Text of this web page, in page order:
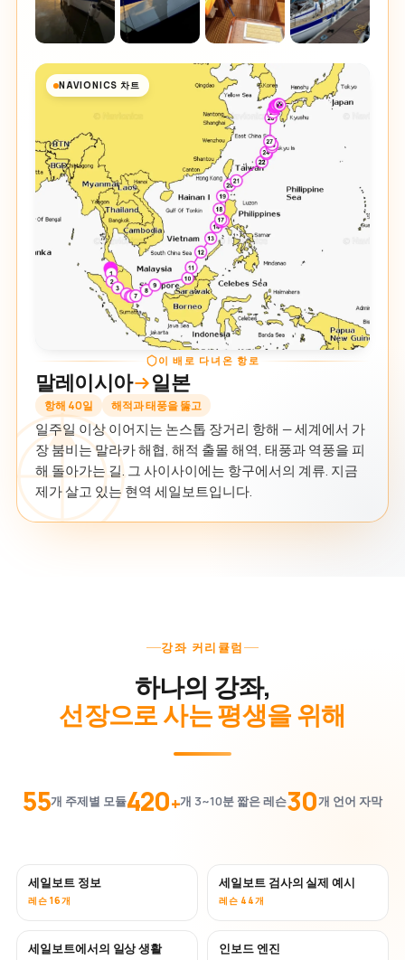
NAVIONICS 차트
이 배로 다녀온 항로
말레이시아 일본
항해 40일 해적과 태풍을 뚫고
일주일 이상 이어지는 논스톱 장거리 항해 — 세계에서 가
장 붐비는 말라카 해협, 해적 출몰 해역, 태풍과 역풍을 피
해 돌아가는 길. 그 사이사이에는 항구에서의 계류. 지금
제가 살고 있는 현역 세일보트입니다.
강좌 커리큘럼
하나의 강좌,
선장으로 사는 평생을 위해
55개 주제별 모듈420+개 3~10분 짧은 레슨30개 언어 자막
세일보트 정보
레슨 16개
세일보트 검사의 실제 예시
레슨 44개
세일보트에서의 일상 생활 인보드 엔진